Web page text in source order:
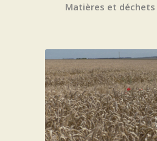
Matières et